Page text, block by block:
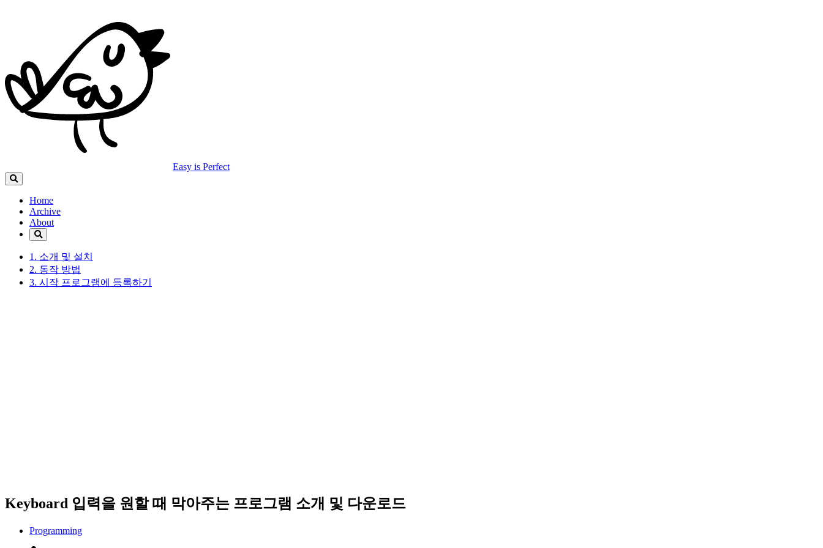
Easy is Perfect
Home
Archive
About
1. 소개 및 설치
2. 동작 방법
3. 시작 프로그램에 등록하기
Keyboard 입력을 원할 때 막아주는 프로그램 소개 및 다운로드
Programming